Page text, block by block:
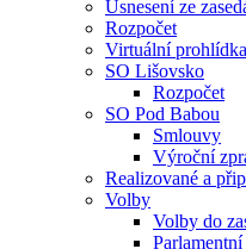
Usnesení ze
Rozpočet
Virtuální prohlídka
SO Lišovsko
Rozpočet
SO Pod Babou
Smlouvy
Výroční
Realizované a
Volby
Volby do